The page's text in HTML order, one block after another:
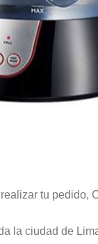
tu pedido,
la ciudad de